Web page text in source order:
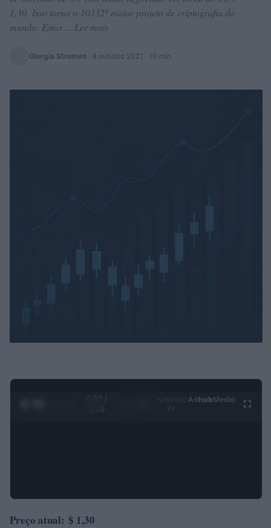
1,30. Isso torna o 10332º maior projeto de criptografia do
mundo. Estas ... Ler mais
Giorgia Stromeo · 4 outubro 2021 · 10 min
0:29 /
Ad hubMedia
Preço atual: $ 1,30